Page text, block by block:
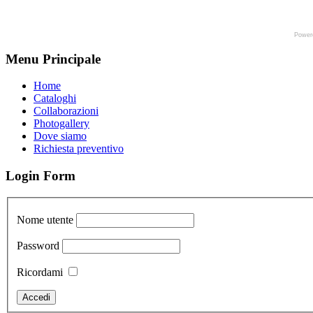
Menu Principale
Home
Cataloghi
Collaborazioni
Photogallery
Dove siamo
Richiesta preventivo
Login Form
Nome utente
Password
Ricordami